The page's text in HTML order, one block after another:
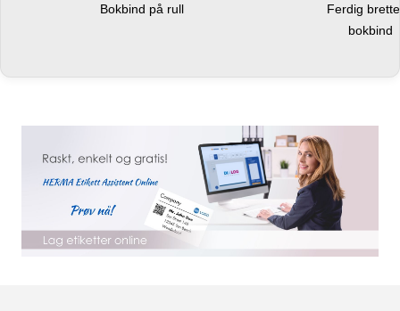
Bokbind på rull
Ferdig
bokbind